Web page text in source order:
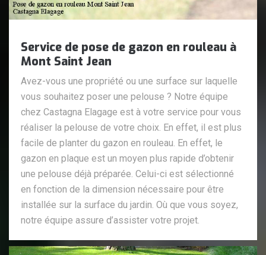
Service de pose de gazon en rouleau à
Mont Saint Jean
Avez-vous une propriété ou une surface sur laquelle
vous souhaitez poser une pelouse ? Notre équipe
chez Castagna Elagage est à votre service pour vous
réaliser la pelouse de votre choix. En effet, il est plus
facile de planter du gazon en rouleau. En effet, le
gazon en plaque est un moyen plus rapide d’obtenir
une pelouse déjà préparée. Celui-ci est sélectionné
en fonction de la dimension nécessaire pour être
installée sur la surface du jardin. Où que vous soyez,
notre équipe assure d’assister votre projet.